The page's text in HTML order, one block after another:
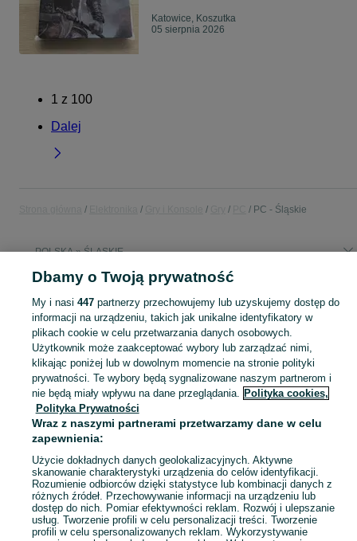
Katowice, Koszutka
05 sierpnia 2026
1 z 100
Dalej
PC - Śląskie
POLSKA » ŚLĄSKIE
Sprzedaż gier komputerowych Śląskie ▶️ strategiczne, RPG, akcji i inne gatunki ✅ Nowe i używane w atrakcyjnych cenach ✌ Sprawdź oferty na OLX.pl!
Mapa kategorii
Mapa miejscowości
Mapa ministron
Popularne wyszukiwania
Dbamy o Twoją prywatność
My i nasi 447partnerzy przechowujemy lub uzyskujemy dostęp do
informacji na urządzeniu, takich jak unikalne identyfikatory w
plikach cookie w celu przetwarzania danych osobowych.
Użytkownik może zaakceptować wybory lub zarządzać nimi,
klikając poniżej lub w dowolnym momencie na stronie polityki
prywatności. Te wybory będą sygnalizowane naszym partnerom i
nie będą miały wpływu na dane przeglądania. Polityka cookies,
Polityka Prywatności
Wraz z naszymi partnerami przetwarzamy dane w celu
zapewnienia:
Użycie dokładnych danych geolokalizacyjnych. Aktywne
skanowanie charakterystyki urządzenia do celów identyfikacji.
Rozumienie odbiorców dzięki statystyce lub kombinacji danych z
różnych źródeł. Przechowywanie informacji na urządzeniu lub
dostęp do nich. Pomiar efektywności reklam. Rozwój i ulepszanie
usług. Tworzenie profili w celu personalizacji treści. Tworzenie
profili w celu spersonalizowanych reklam. Wykorzystywanie